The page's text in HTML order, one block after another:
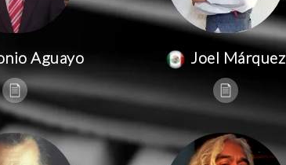
Aguayo Joel Márquez